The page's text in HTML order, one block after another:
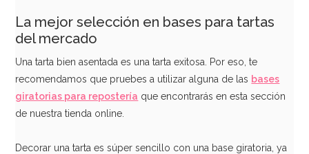
La mejor selección en bases para tartas
del mercado
Una tarta bien asentada es una tarta exitosa. Por eso, te
recomendamos que pruebes a utilizar alguna de las bases
giratorias para repostería que encontrarás en esta sección
de nuestra tienda online.
Decorar una tarta es súper sencillo con una base giratoria, ya